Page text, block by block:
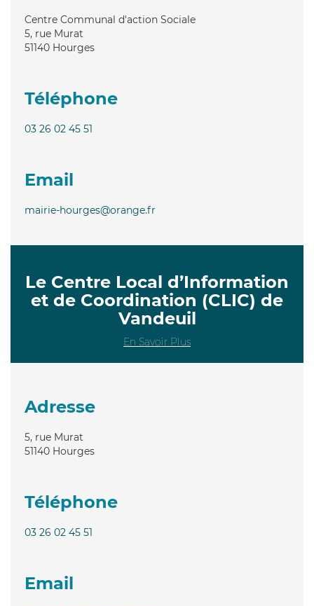
Centre Communal d'action Sociale
5, rue Murat
51140 Hourges
Téléphone
03 26 02 45 51
Email
mairie-hourges@orange.fr
Le Centre Local d’Information
et de Coordination (CLIC) de
Vandeuil
En Savoir Plus
Adresse
5, rue Murat
51140 Hourges
Téléphone
03 26 02 45 51
Email